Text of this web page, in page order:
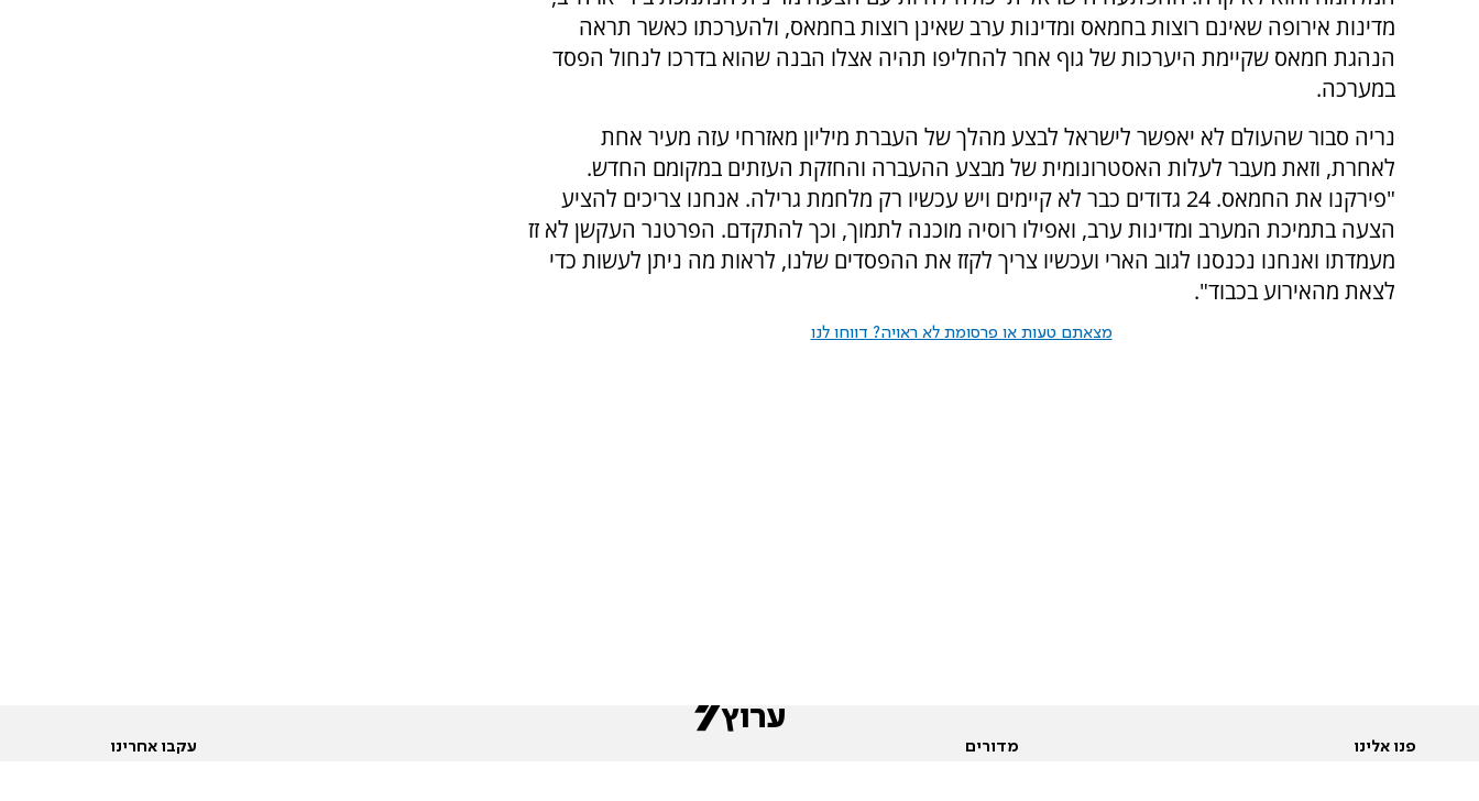
מדינות אירופה שאינם רוצות בחמאס ומדינות ערב שאינן רוצות בחמאס, ולהערכתו כאשר תראה
הנהגת חמאס שקיימת היערכות של גוף אחר להחליפו תהיה אצלו הבנה שהוא בדרכו לנחול הפסד
במערכה.
נריה סבור שהעולם לא יאפשר לישראל לבצע מהלך של העברת מיליון מאזרחי עזה מעיר אחת
לאחרת, וזאת מעבר לעלות האסטרונומית של מבצע ההעברה והחזקת העזתים במקומם החדש.
"פירקנו את החמאס. 24 גדודים כבר לא קיימים ויש עכשיו רק מלחמת גרילה. אנחנו צריכים להציע
הצעה בתמיכת המערב ומדינות ערב, ואפילו רוסיה מוכנה לתמוך, וכך להתקדם. הפרטנר העקשן לא זז
מעמדתו ואנחנו נכנסנו לגוב הארי ועכשיו צריך לקזז את ההפסדים שלנו, לראות מה ניתן לעשות כדי
לצאת מהאירוע בכבוד".
מצאתם טעות או פרסומת לא ראויה? דווחו לנו
פנו אלינו מדורים עקבו אחרינו